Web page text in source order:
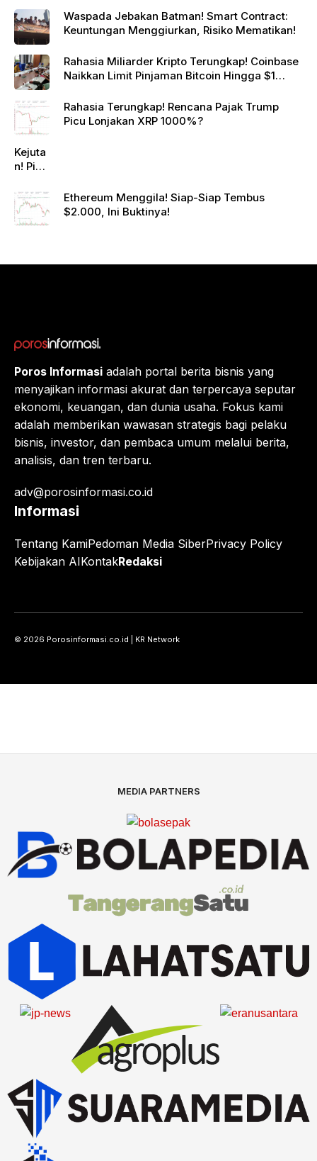
Waspada Jebakan Batman! Smart Contract:
Keuntungan Menggiurkan, Risiko Mematikan!
Rahasia Miliarder Kripto Terungkap! Coinbase
Naikkan Limit Pinjaman Bitcoin Hingga $1
Rahasia Terungkap! Rencana Pajak Trump
Picu Lonjakan XRP 1000%?
Kejuta
n! Pi
rk
Gande
ng
Eropa,
Ethereum Menggila! Siap-Siap Tembus
$2.000, Ini Buktinya!
Poros Informasi adalah portal berita bisnis yang
menyajikan informasi akurat dan terpercaya seputar
ekonomi, keuangan, dan dunia usaha. Fokus kami
adalah memberikan wawasan strategis bagi pelaku
bisnis, investor, dan pembaca umum melalui berita,
analisis, dan tren terbaru.
adv@porosinformasi.co.id
Informasi
Tentang KamiPedoman Media SiberPrivacy Policy
Kebijakan AIKontakRedaksi
© 2026 Porosinformasi.co.id | KR Network
MEDIA PARTNERS